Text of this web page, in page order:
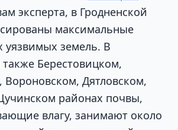
эксперта, в Гродненской
максимальные
уязвимых земель. В
Берестовицком,
Вороновском, Дятловском,
районах почвы,
влагу, занимают около